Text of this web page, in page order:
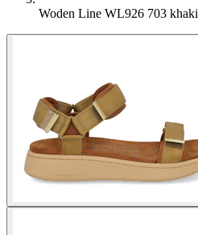
Woden Line WL926 703 khaki